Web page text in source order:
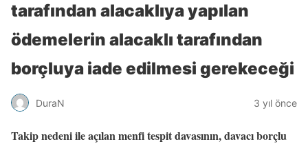
tarafından alacaklıya yapılan
ödemelerin alacaklı tarafından
borçluya iade edilmesi gerekeceği
DuraN 3 yıl önce
Takip nedeni ile açılan menfi tespit davasının, davacı borçlu